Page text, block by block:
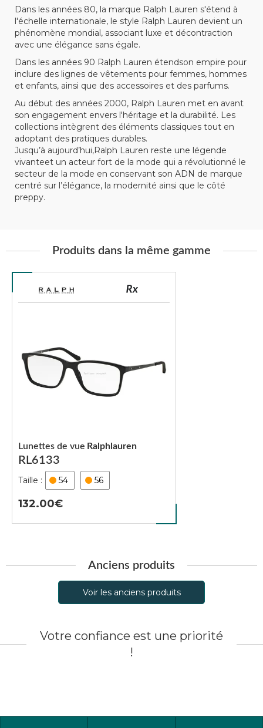
Dans les années 80, la marque Ralph Lauren s'étend à
l'échelle internationale, le style Ralph Lauren devient un
phénomène mondial, associant luxe et décontraction
avec une élégance sans égale.
Dans les années 90 Ralph Lauren étendson empire pour
inclure des lignes de vêtements pour femmes, hommes
et enfants, ainsi que des accessoires et des parfums.
Au début des années 2000, Ralph Lauren met en avant
son engagement envers l'héritage et la durabilité. Les
collections intègrent des éléments classiques tout en
adoptant des pratiques durables.
Jusqu’à aujourd’hui,Ralph Lauren reste une légende
vivanteet un acteur fort de la mode qui a révolutionné le
secteur de la mode en conservant son ADN de marque
centré sur l’élégance, la modernité ainsi que le côté
preppy.
Produits dans la même gamme
RL6133
Lunettes de vue Ralphlauren
54 56
132.00
Anciens produits
Voir les anciens produits
Votre confiance est une priorité
!